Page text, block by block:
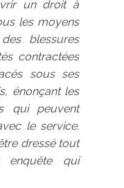
un droit à
les moyens
blessures
contractées
sous ses
énonçant les
qui peuvent
le service.
dressé tout
enquête qui